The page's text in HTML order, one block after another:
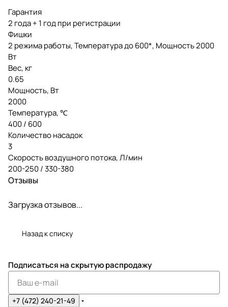
Гарантия
2 года + 1 год при регистрации
Фишки
2 режима работы, Температура до 600*, Мощность 2000
Вт
Вес, кг
0.65
Мощность, Вт
2000
Температура, ℃
400 / 600
Количество насадок
3
Скорость воздушного потока, Л/мин
200-250 / 330-380
Отзывы
Загрузка отзывов...
Назад к списку
Подписаться на скрытую распродажу
+7 (472) 240-21-49